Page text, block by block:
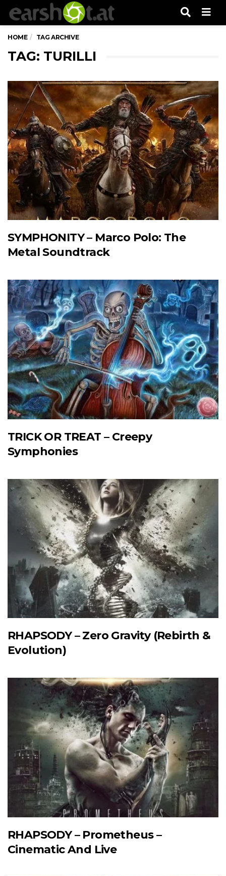
HOME TAG ARCHIVE
TAG: TURILLI
SYMPHONITY – Marco Polo: The
Metal Soundtrack
TRICK OR TREAT – Creepy
Symphonies
RHAPSODY – Zero Gravity (Rebirth &
Evolution)
RHAPSODY – Prometheus –
Cinematic And Live